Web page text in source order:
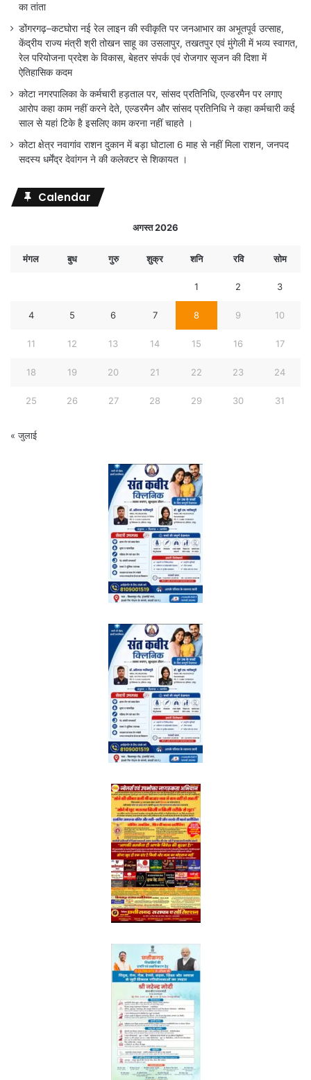
का तांता
डोंगरगढ़–कटघोरा नई रेल लाइन की स्वीकृति पर जनआभार का अभूतपूर्व उत्साह,
केंद्रीय राज्य मंत्री श्री तोखन साहू का उसलापुर, तखतपुर एवं मुंगेली में भव्य स्वागत,
रेल परियोजना प्रदेश के विकास, बेहतर संपर्क एवं रोजगार सृजन की दिशा में
ऐतिहासिक कदम
कोटा नगरपालिका के कर्मचारी हड़ताल पर, सांसद प्रतिनिधि, एल्डरमैन पर लगाए
आरोप कहा काम नहीं करने देते, एल्डरमैन और सांसद प्रतिनिधि ने कहा कर्मचारी कई
साल से यहां टिके है इसलिए काम करना नहीं चाहते ।
कोटा क्षेत्र नवागांव राशन दुकान में बड़ा घोटाला 6 माह से नहीं मिला राशन, जनपद
सदस्य धर्मेंद्र देवांगन ने की कलेक्टर से शिकायत ।
Calendar
अगस्त 2026
मंगल बुध गुरु शुक्र शनि रवि सोम
1 2 3
4 5 6 7 8 9 10
11 12 13 14 15 16 17
18 19 20 21 22 23 24
25 26 27 28 29 30 31
« जुलाई